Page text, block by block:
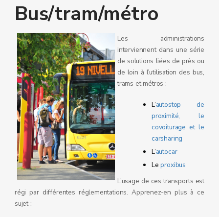
Bus/tram/métro
Les administrations
interviennent dans une série
de solutions liées de près ou
de loin à l’utilisation des bus,
trams et métros :
L’autostop de
proximité, le
covoiturage et le
carsharing
L’autocar
Leproxibus
L’usage de ces transports est
régi par différentes réglementations. Apprenez-en plus à ce
sujet :